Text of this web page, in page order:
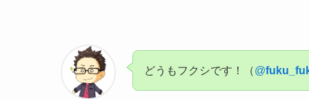
どうもフクシです！（@